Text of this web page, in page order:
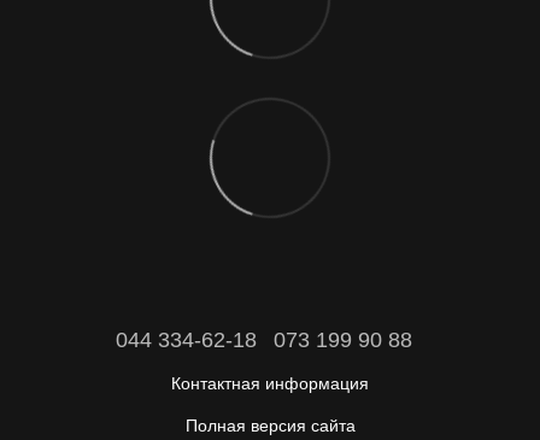
044 334-62-18 073 199 90 88
Контактная информация
Полная версия сайта